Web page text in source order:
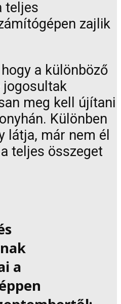
teljes
zajlik
a különböző
jogosultak
meg kell újítani
Különben
látja, már nem él
teljes összeget
a